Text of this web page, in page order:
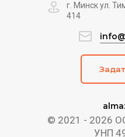
© 2021 - 2026
УНП
г. Минск ул.
414